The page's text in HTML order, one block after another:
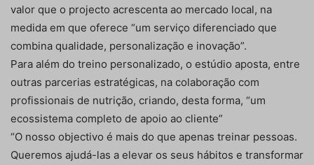
valor que o projecto acrescenta ao mercado local, na
medida em que oferece “um serviço diferenciado que
combina qualidade, personalização e inovação”.
Para além do treino personalizado, o estúdio aposta, entre
outras parcerias estratégicas, na colaboração com
profissionais de nutrição, criando, desta forma, “um
ecossistema completo de apoio ao cliente”
“O nosso objectivo é mais do que apenas treinar pessoas.
Queremos ajudá-las a elevar os seus hábitos e transformar